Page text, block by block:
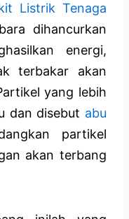
Listrik Tenaga
dihancurkan
energi,
terbakar akan
yang lebih
dan disebut abu
partikel
akan terbang